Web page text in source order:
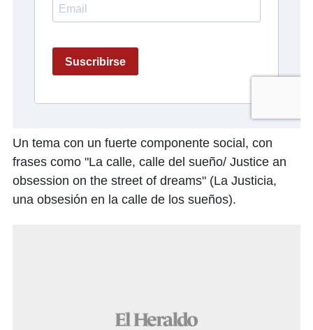
Un tema con un fuerte componente social, con
frases como "La calle, calle del sueño/ Justice an
obsession on the street of dreams" (La Justicia,
una obsesión en la calle de los sueños).